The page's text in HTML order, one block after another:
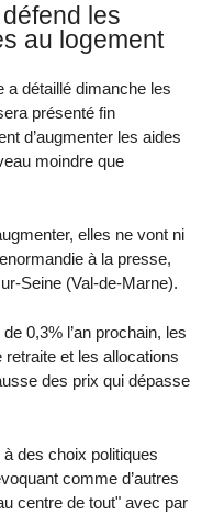
les
au logement
a détaillé dimanche les
présenté fin
d’augmenter les aides
moindre que
elles ne vont ni
à la presse,
Seine (Val-de-Marne).
0,3% l’an prochain, les
et les allocations
des prix qui dépasse
des choix politiques
comme d’autres
centre de tout" avec par